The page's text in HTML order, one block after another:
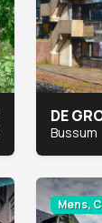
DE
Bussum
Mens,